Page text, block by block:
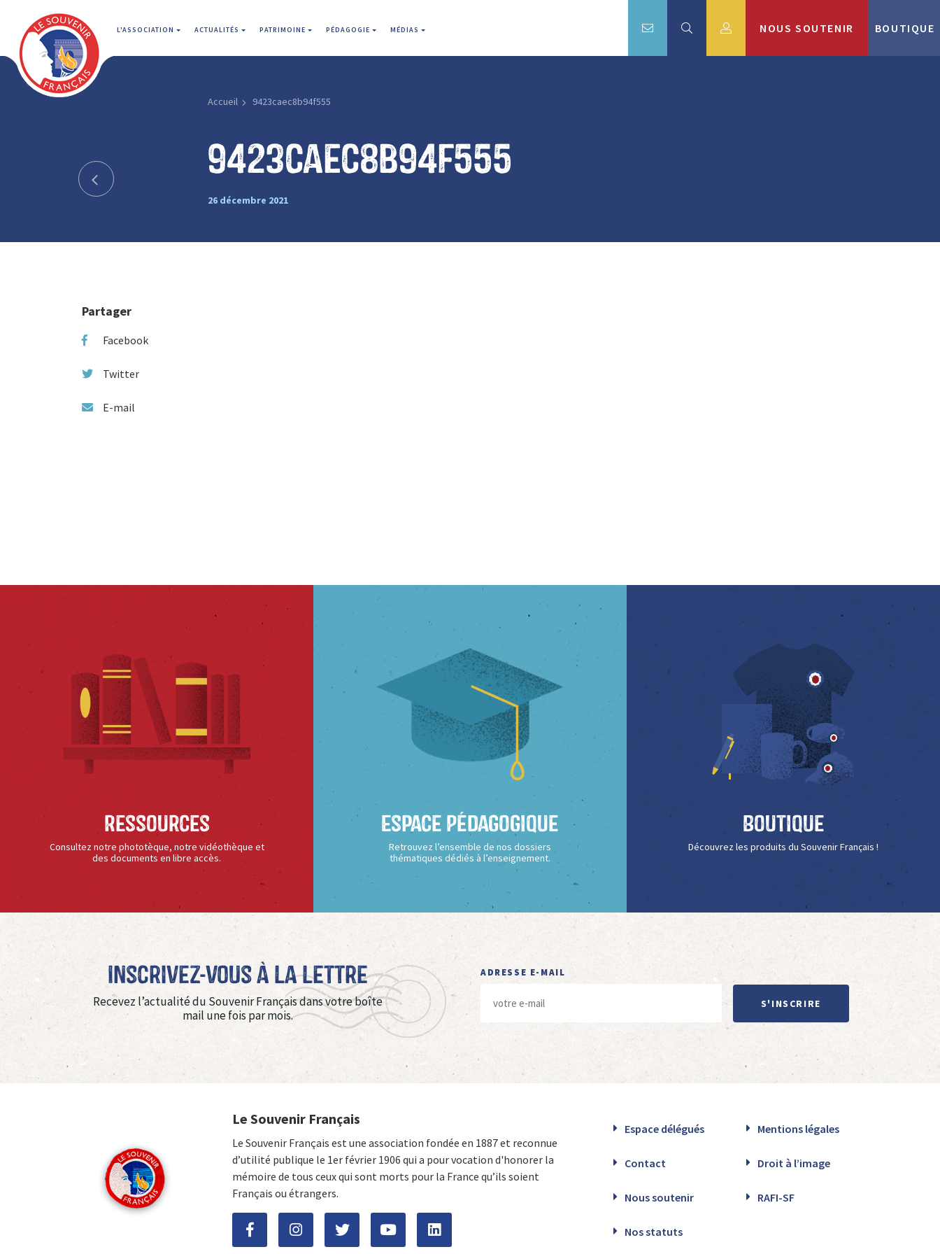
L'ASSOCIATION ACTUALITÉS PATRIMOINE PÉDAGOGIE MÉDIAS NOUS SOUTENIR BOUTIQUE
Accueil 9423caec8b94f555
9423caec8b94f555
26 décembre 2021
Partager
Facebook
Twitter
E-mail
Ressources
Consultez notre phototèque, notre vidéothèque et
des documents en libre accès.
Espace Pédagogique
Retrouvez l’ensemble de nos dossiers
thématiques dédiés à l’enseignement.
Boutique
Découvrez les produits du Souvenir Français !
Inscrivez-vous à La Lettre
Recevez l’actualité du Souvenir Français dans votre boîte
mail une fois par mois.
ADRESSE E-MAIL
S'INSCRIRE
Le Souvenir Français
Le Souvenir Français est une association fondée en 1887 et reconnue
d’utilité publique le 1er février 1906 qui a pour vocation d'honorer la
mémoire de tous ceux qui sont morts pour la France qu’ils soient
Français ou étrangers.
Espace délégués Mentions légales
Contact Droit à l’image
Nous soutenir RAFI-SF
Nos statuts